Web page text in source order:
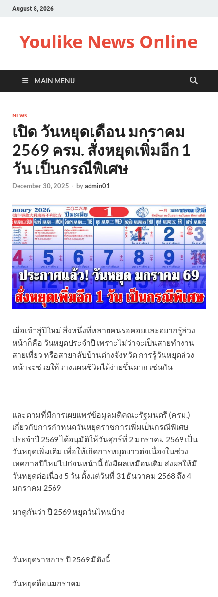
August 8, 2026
Youlike News Online
MAIN MENU
NEWS
เปิด วันหยุดเดือน มกราคม
2569 ครม. สั่งหยุดเพิ่มอีก 1
วัน เป็นกรณีพิเศษ
December 30, 2025 - byadmin01
เมื่อเข้าสู่ปีใหม่ สิ่งหนึ่งที่หลายคนรอคอยและอยากรู้ล่วง
หน้าก็คือ วันหยุดประจำปี เพราะไม่ว่าจะเป็นสายทำงาน
สายเที่ยว หรือสายกลับบ้านต่างจังหวัด การรู้วันหยุดล่วง
หน้าจะช่วยให้วางแผนชีวิตได้ง่ายขึ้นมาก เช่นกัน
และตามที่มีการเผยแพร่ข้อมูลมติคณะรัฐมนตรี (ครม.)
เกี่ยวกับการกำหนดวันหยุดราชการเพิ่มเป็นกรณีพิเศษ
ประจำปี 2569 ได้อนุมัติให้วันศุกร์ที่ 2 มกราคม 2569 เป็น
วันหยุดเพิ่มเติม เพื่อให้เกิดการหยุดยาวต่อเนื่องในช่วง
เทศกาลปีใหม่ไปก่อนหน้านี้ ยังมีผลเหมือนเดิม ส่งผลให้มี
วันหยุดต่อเนื่อง 5 วัน ตั้งแต่วันที่ 31 ธันวาคม 2568 ถึง 4
มกราคม 2569
มาดูกันว่า ปี 2569 หยุดวันไหนบ้าง
วันหยุดราชการ ปี 2569 มีดังนี้
วันหยุดดือนมกราคม